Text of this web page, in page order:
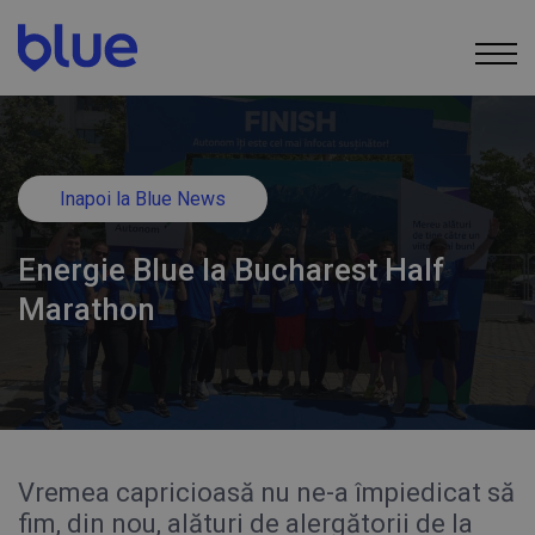
Inapoi la Blue News
Energie Blue la Bucharest Half
Marathon
Vremea capricioasă nu ne-a împiedicat să
fim, din nou, alături de alergătorii de la